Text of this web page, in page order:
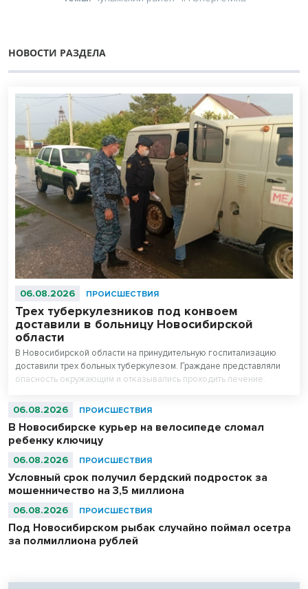
НОВОСТИ РАЗДЕЛА
06.08.2026 ПРОИСШЕСТВИЯ
Трех туберкулезников под конвоем
доставили в больницу Новосибирской
области
В Новосибирской области на принудительную госпитализацию
доставили трех больных туберкулезом. Граждане представляли
опасность окружающим и отказывались проходить лечение.
06.08.2026 ПРОИСШЕСТВИЯ
В Новосибирске курьер на велосипеде сломал
ребенку ключицу
06.08.2026 ПРОИСШЕСТВИЯ
Условный срок получил бердский подросток за
мошенничество на 3,5 миллиона
06.08.2026 ПРОИСШЕСТВИЯ
Под Новосибирском рыбак случайно поймал осетра
за полмиллиона рублей